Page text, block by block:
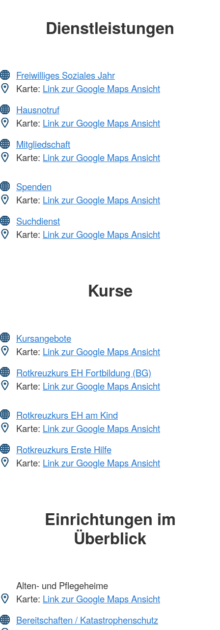
Dienstleistungen
Freiwilliges Soziales Jahr
Karte: Link zur Google Maps Ansicht
Hausnotruf
Karte: Link zur Google Maps Ansicht
Mitgliedschaft
Karte: Link zur Google Maps Ansicht
Spenden
Karte: Link zur Google Maps Ansicht
Suchdienst
Karte: Link zur Google Maps Ansicht
Kurse
Kursangebote
Karte: Link zur Google Maps Ansicht
Rotkreuzkurs EH Fortbildung (BG)
Karte: Link zur Google Maps Ansicht
Rotkreuzkurs EH am Kind
Karte: Link zur Google Maps Ansicht
Rotkreuzkurs Erste Hilfe
Karte: Link zur Google Maps Ansicht
Einrichtungen im
Überblick
Alten- und Pflegeheime
Karte: Link zur Google Maps Ansicht
Bereitschaften / Katastrophenschutz